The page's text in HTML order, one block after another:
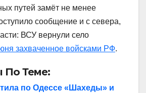
путей замёт не менее
сообщение и с севера,
ВСУ вернули село
захваченное войсками РФ.
По Теме:
по Одессе «Шахеды» и